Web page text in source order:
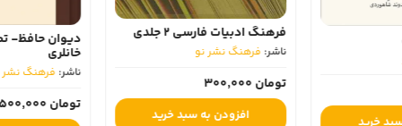
خرید
فرهنگ ادبیات فارسی 2 جلدی
ناشر:فرهنگ نشر نو
تومان 300,000
افزودن به سبد خرید
دیوان حافظ-
خانلری
ناشر:فرهنگ نشر
تومان 5,500,000